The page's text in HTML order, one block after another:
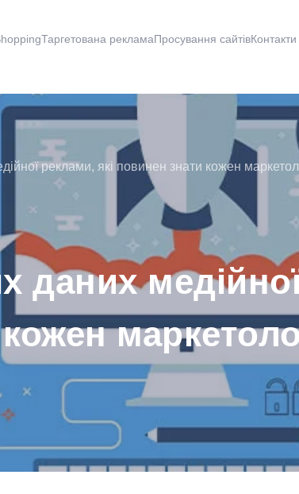
Таргетована рекламаПросування сайтівКонтакти
реклами, які повинен знати кожен
даних